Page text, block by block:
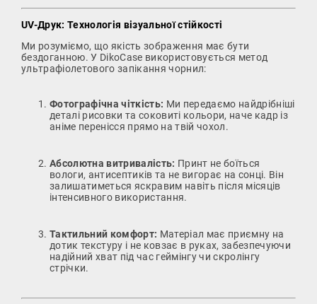
UV-Друк: Технологія візуальної стійкості
Ми розуміємо, що якість зображення має бути
бездоганною. У DikoCase використовується метод
ультрафіолетового запікання чорнил:
Фотографічна чіткість: Ми передаємо найдрібніші
деталі рисовки та соковиті кольори, наче кадр із
аніме перенісся прямо на твій чохол.
Абсолютна витривалість: Принт не боїться
вологи, антисептиків та не вигорає на сонці. Він
залишатиметься яскравим навіть після місяців
інтенсивного використання.
Тактильний комфорт: Матеріал має приємну на
дотик текстуру і не ковзає в руках, забезпечуючи
надійний хват під час геймінгу чи скролінгу
стрічки.